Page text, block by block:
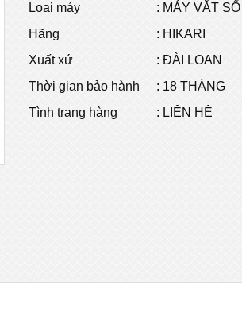
Loại máy
: MÁY VẮT SỔ
Hãng
: HIKARI
Xuất xứ
: ĐÀI LOAN
Thời gian bảo hành
: 18 THÁNG
Tình trạng hàng
: LIÊN HỆ